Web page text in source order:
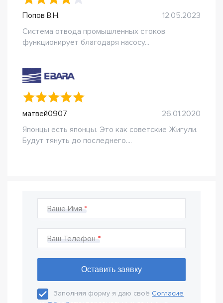
Попов В.Н.
12.05.2023
Система отвода промышленных стоков
функционирует благодаря насосу...
матвей0907
26.01.2020
Японцы есть японцы. Это как советские Жигули.
Будут тянуть до последнего....
Ваше Имя
Ваш Телефон
Заполняя форму я даю своё Согласие